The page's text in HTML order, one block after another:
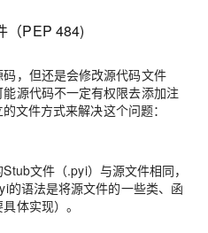
（PEP 484)
，但还是会修改源代码文件
能源代码不一定有权限去添加注
文件方式来解决这个问题：
Stub文件（.pyi）与源文件相同，
的语法是将源文件的一些类、函
体实现）。